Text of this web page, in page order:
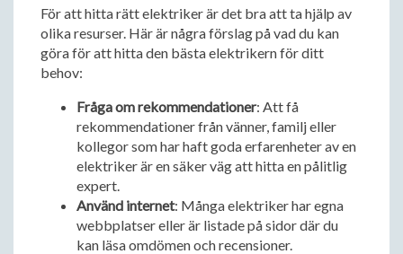
För att hitta rätt elektriker är det bra att ta hjälp av
olika resurser. Här är några förslag på vad du kan
göra för att hitta den bästa elektrikern för ditt
behov:
Fråga om rekommendationer: Att få
rekommendationer från vänner, familj eller
kollegor som har haft goda erfarenheter av en
elektriker är en säker väg att hitta en pålitlig
expert.
Använd internet: Många elektriker har egna
webbplatser eller är listade på sidor där du
kan läsa omdömen och recensioner.